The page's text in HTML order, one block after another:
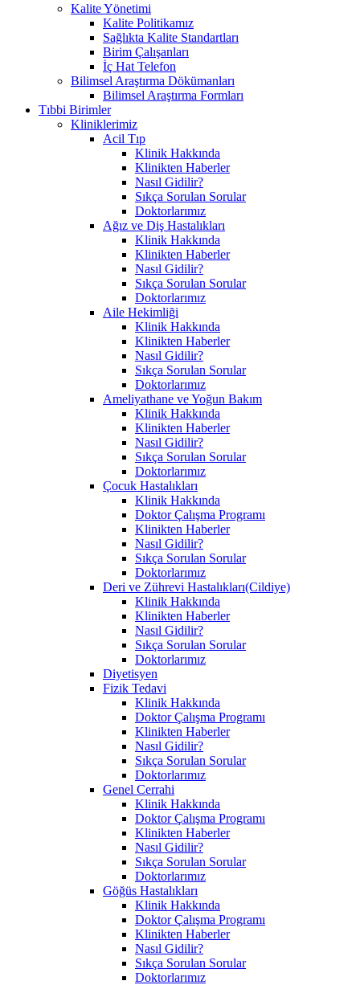
Kalite Yönetimi
Kalite Politikamız
Sağlıkta Kalite Standartları
Birim Çalışanları
İç Hat Telefon
Bilimsel Araştırma Dökümanları
Bilimsel Araştırma Formları
Tıbbi Birimler
Kliniklerimiz
Acil Tıp
Klinik Hakkında
Klinikten Haberler
Nasıl Gidilir?
Sıkça Sorulan Sorular
Doktorlarımız
Ağız ve Diş Hastalıkları
Klinik Hakkında
Klinikten Haberler
Nasıl Gidilir?
Sıkça Sorulan Sorular
Doktorlarımız
Aile Hekimliği
Klinik Hakkında
Klinikten Haberler
Nasıl Gidilir?
Sıkça Sorulan Sorular
Doktorlarımız
Ameliyathane ve Yoğun Bakım
Klinik Hakkında
Klinikten Haberler
Nasıl Gidilir?
Sıkça Sorulan Sorular
Doktorlarımız
Çocuk Hastalıkları
Klinik Hakkında
Doktor Çalışma Programı
Klinikten Haberler
Nasıl Gidilir?
Sıkça Sorulan Sorular
Doktorlarımız
Deri ve Zührevi Hastalıkları(Cildiye)
Klinik Hakkında
Klinikten Haberler
Nasıl Gidilir?
Sıkça Sorulan Sorular
Doktorlarımız
Diyetisyen
Fizik Tedavi
Klinik Hakkında
Doktor Çalışma Programı
Klinikten Haberler
Nasıl Gidilir?
Sıkça Sorulan Sorular
Doktorlarımız
Genel Cerrahi
Klinik Hakkında
Doktor Çalışma Programı
Klinikten Haberler
Nasıl Gidilir?
Sıkça Sorulan Sorular
Doktorlarımız
Göğüs Hastalıkları
Klinik Hakkında
Doktor Çalışma Programı
Klinikten Haberler
Nasıl Gidilir?
Sıkça Sorulan Sorular
Doktorlarımız